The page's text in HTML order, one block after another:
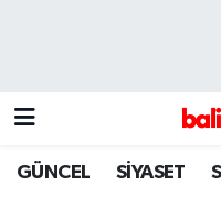
GÜNCEL SİYASET